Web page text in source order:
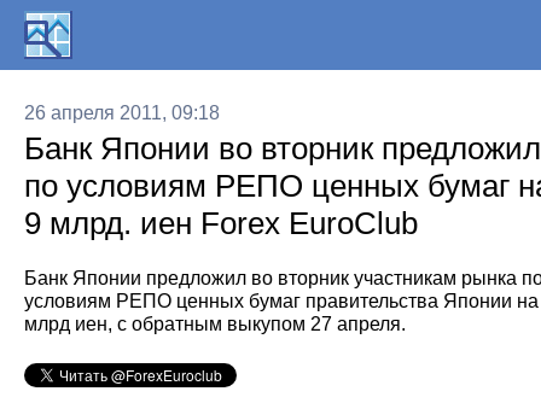
26 апреля 2011, 09:18
Банк Японии во вторник предложил
по условиям РЕПО ценных бумаг
9 млрд. иен Forex EuroClub
Банк Японии предложил во вторник участникам рынка
условиям РЕПО ценных бумаг правительства Японии
млрд иен, с обратным выкупом 27 апреля.